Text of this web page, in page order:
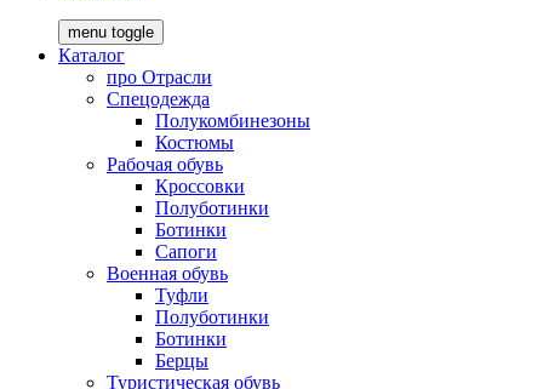
menu toggle
Каталог
про Отрасли
Спецодежда
Полукомбинезоны
Костюмы
Рабочая обувь
Кроссовки
Полуботинки
Ботинки
Сапоги
Военная обувь
Туфли
Полуботинки
Ботинки
Берцы
Туристическая обувь